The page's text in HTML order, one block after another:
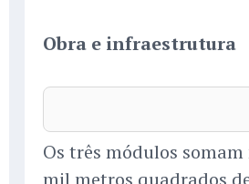
Obra e infraestrutura
Os três módulos somam
mil metros quadrados